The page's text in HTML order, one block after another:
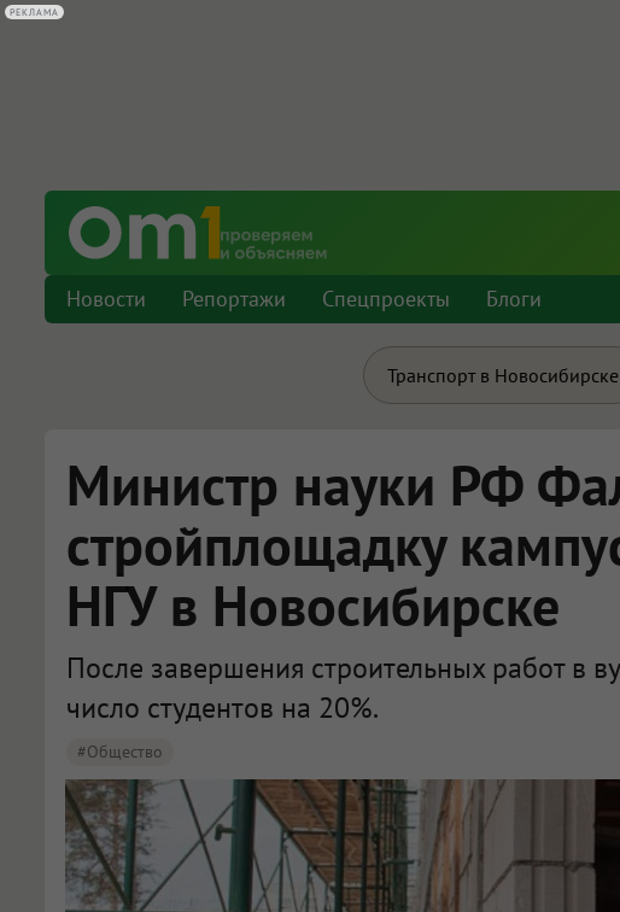
Новости Репортажи Спецпроекты Блоги
Транспорт в Новосибирске
Министр науки РФ
стройплощадку
НГУ в Новосибирске
После завершения строительных работ в
число студентов на 20%.
#Общество
РЕКЛАМА